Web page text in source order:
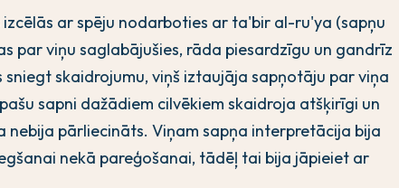
izcēlās ar spēju nodarboties ar ta'bir al-ru'ya (sapņu
par viņu saglabājušies, rāda piesardzīgu un gandrīz
skaidrojumu, viņš iztaujāja sapņotāju par viņa
sapni dažādiem cilvēkiem skaidroja atšķirīgi un
pārliecināts. Viņam sapņa interpretācija bija
nekā pareģošanai, tādēļ tai bija jāpieiet ar